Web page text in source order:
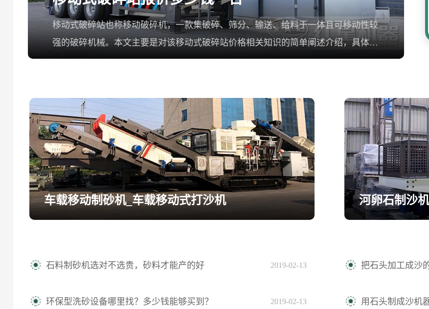
移动式破碎站也称移动破碎机，一款集破碎、筛分、输送、给料于一体且可移动性较
强的破碎机械。本文主要是对该移动式破碎站价格相关知识的简单阐述介绍，具体详
情如下：
车载移动制砂机_车载移动式打沙机 河卵石制沙
2019-02-13
石料制砂机选对不选贵，砂料才能产的好 把石头加工成沙
2019-02-13
环保型洗砂设备哪里找？多少钱能够买到？ 用石头制成沙机